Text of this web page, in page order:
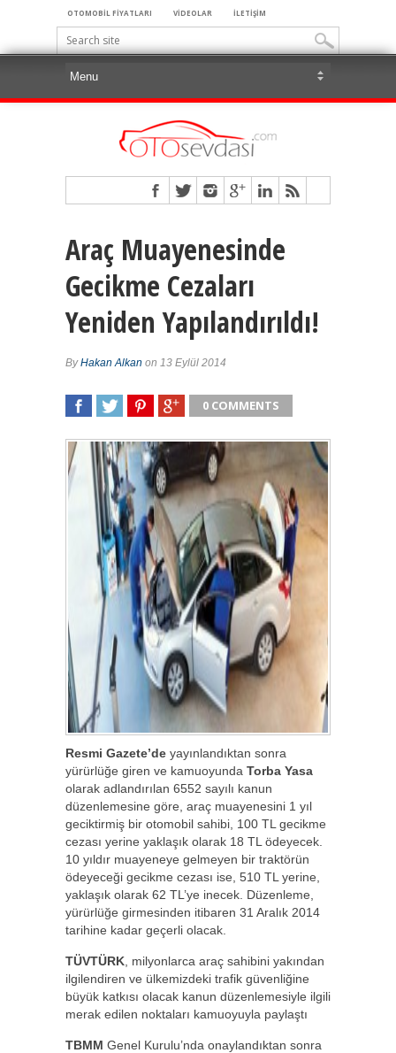
OTOMOBİL FİYATLARI VİDEOLAR İLETİŞİM
Araç Muayenesinde
Gecikme Cezaları
Yeniden Yapılandırıldı!
ByHakan Alkan on 13 Eylül 2014
0 COMMENTS
Resmi Gazete’de yayınlandıktan sonra
yürürlüğe giren ve kamuoyunda Torba Yasa
olarak adlandırılan 6552 sayılı kanun
düzenlemesine göre, araç muayenesini 1 yıl
geciktirmiş bir otomobil sahibi, 100 TL gecikme
cezası yerine yaklaşık olarak 18 TL ödeyecek.
10 yıldır muayeneye gelmeyen bir traktörün
ödeyeceği gecikme cezası ise, 510 TL yerine,
yaklaşık olarak 62 TL’ye inecek. Düzenleme,
yürürlüğe girmesinden itibaren 31 Aralık 2014
tarihine kadar geçerli olacak.
TÜVTÜRK , milyonlarca araç sahibini yakından
ilgilendiren ve ülkemizdeki trafik güvenliğine
büyük katkısı olacak kanun düzenlemesiyle ilgili
merak edilen noktaları kamuoyuyla paylaştı
TBMM Genel Kurulu’nda onaylandıktan sonra